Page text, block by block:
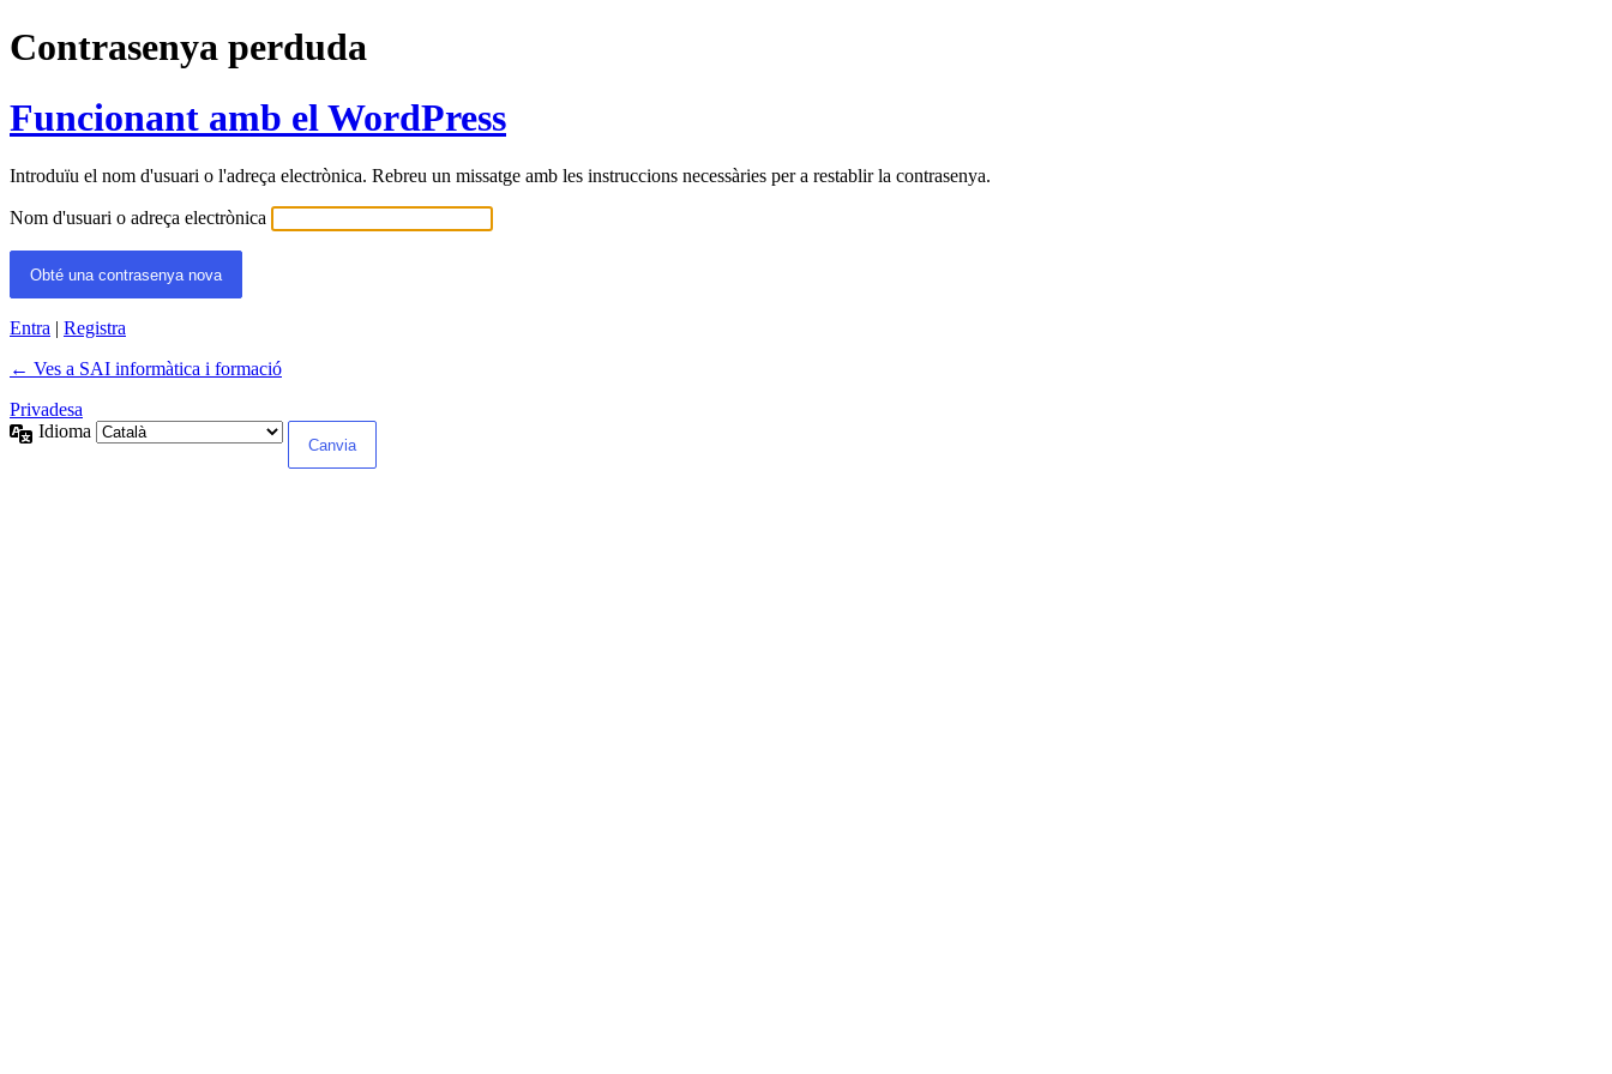
Contrasenya perduda
Funcionant amb el WordPress
Introduïu el nom d'usuari o l'adreça electrònica. Rebreu un missatge amb les instruccions necessàries per a restablir la contrasenya.
Nom d'usuari o adreça electrònica
Entra | Registra
← Ves a SAI informàtica i formació
Privadesa
Idioma